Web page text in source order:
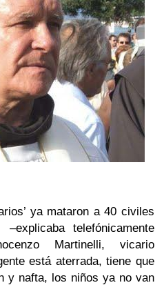
ya mataron a 40 civiles
telefónicamente
Martinelli, vicario
está aterrada, tiene que
y nafta, los niños ya no van